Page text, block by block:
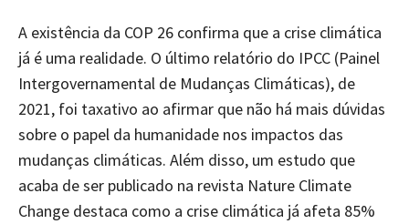
A existência da COP 26 confirma que a crise climática
já é uma realidade. O último relatório do IPCC (Painel
Intergovernamental de Mudanças Climáticas), de
2021, foi taxativo ao afirmar que não há mais dúvidas
sobre o papel da humanidade nos impactos das
mudanças climáticas. Além disso, um estudo que
acaba de ser publicado na revista Nature Climate
Change destaca como a crise climática já afeta 85%